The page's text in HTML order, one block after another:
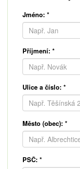
Jméno: *
Příjmení: *
Ulice a číslo: *
Město (obec): *
PSČ: *